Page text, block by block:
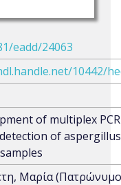
eadd/24063
10442/
of multiplex
of
Μαρία